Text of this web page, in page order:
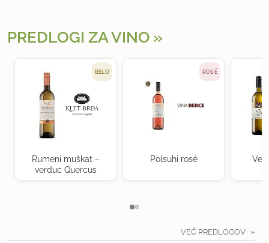
PREDLOGI ZA VINO
BELO
Rumeni muškat –
verduc Quercus
ROSÉ
Polsuhi rosé
VEČ PREDLOGOV